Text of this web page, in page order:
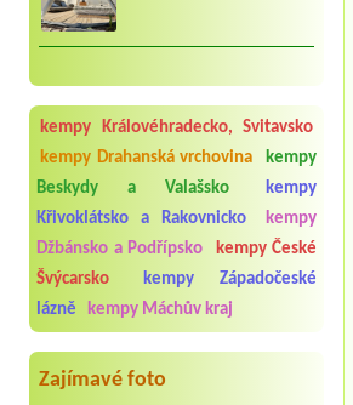
kempy Královéhradecko, Svitavsko
kempy Drahanská vrchovina
kempy
Beskydy a Valašsko
kempy
Křivoklátsko a Rakovnicko
kempy
Džbánsko a Podřípsko
kempy České
Švýcarsko
kempy Západočeské
lázně
kempy Máchův kraj
Zajímavé foto